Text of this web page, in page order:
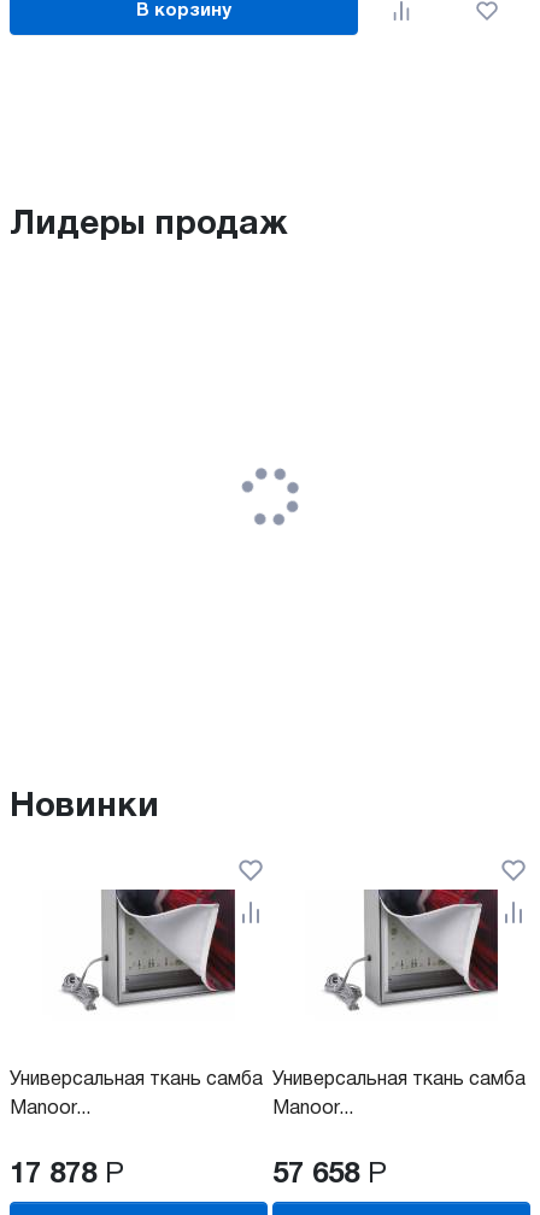
В корзину
Лидеры продаж
Новинки
Универсальная ткань самба
Manoor...
17 878 Р
Универсальная ткань самба
Manoor...
57 658 Р